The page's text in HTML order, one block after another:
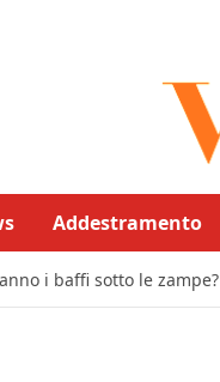
Addestramento
i baffi sotto le zampe?